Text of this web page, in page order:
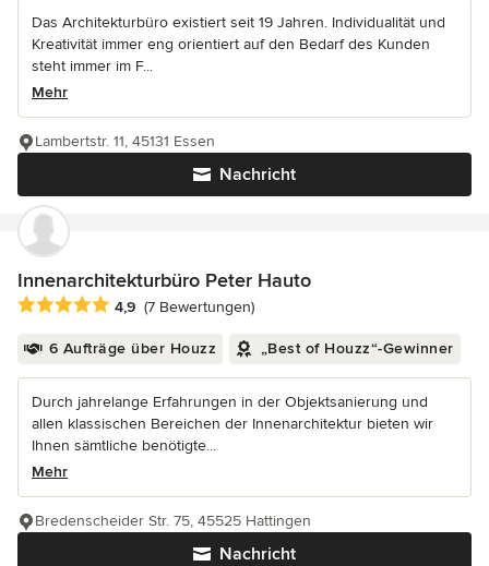
Das Architekturbüro existiert seit 19 Jahren. Individualität und
Kreativität immer eng orientiert auf den Bedarf des Kunden
steht immer im F...
Mehr
Nachricht
Lambertstr. 11, 45131 Essen
Innenarchitekturbüro Peter Hauto
Durchschnittliche Bewertung: 4.9 von 5 Sternen
4,9 (7 Bewertungen)
6 Aufträge über Houzz „Best of Houzz“-Gewinner
Durch jahrelange Erfahrungen in der Objektsanierung und
allen klassischen Bereichen der Innenarchitektur bieten wir
Ihnen sämtliche benötigte...
Mehr
Nachricht
Bredenscheider Str. 75, 45525 Hattingen